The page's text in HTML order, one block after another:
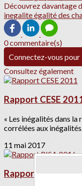
Découvrez davantage
inegaliteégalité des
0 commentaire(s)
Connectez-vous
Consultez également
Rapport CESE
« Les inégalités dans
corrélées aux
11 mai 2017
Rapport PISA 2016